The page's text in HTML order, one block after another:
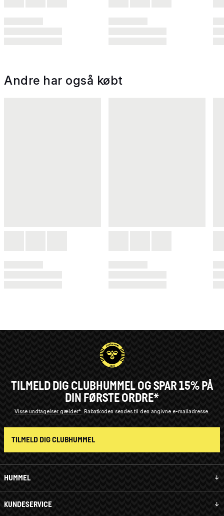
Andre har også købt
HUMMEL
KUNDESERVICE
TILMELD DIG CLUBHUMMEL OG SPAR 15% PÅ
DIN FØRSTE ORDRE*
Visse undtagelser gælder* Rabatkoden sendes til den angivne e-mailadresse.
TILMELD DIG CLUBHUMMEL